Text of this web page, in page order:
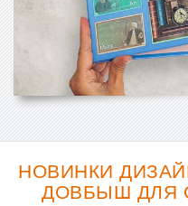
НОВИНКИ
ДОВБЫШ ДЛЯ